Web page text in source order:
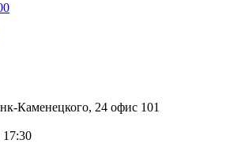
Каменецкого, 24 офис 101